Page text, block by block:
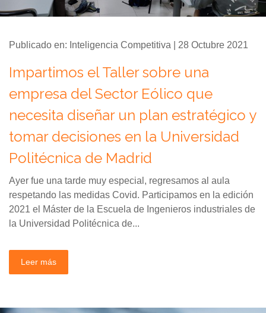
Publicado en: Inteligencia Competitiva | 28 Octubre 2021
Impartimos el Taller sobre una
empresa del Sector Eólico que
necesita diseñar un plan estratégico y
tomar decisiones en la Universidad
Politécnica de Madrid
Ayer fue una tarde muy especial, regresamos al aula
respetando las medidas Covid. Participamos en la edición
2021 el Máster de la Escuela de Ingenieros industriales de
la Universidad Politécnica de...
Leer más